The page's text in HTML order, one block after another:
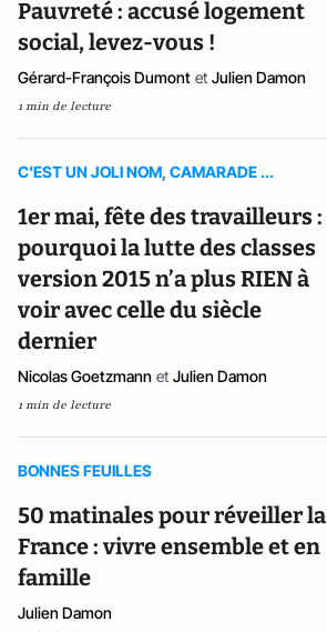
Pauvreté : accusé logement
social, levez-vous !
Gérard-François Dumont et Julien Damon
1 min de lecture
C'EST UN JOLI NOM, CAMARADE ...
1er mai, fête des travailleurs :
pourquoi la lutte des classes
version 2015 n’a plus RIEN à
voir avec celle du siècle
dernier
Nicolas Goetzmann et Julien Damon
1 min de lecture
BONNES FEUILLES
50 matinales pour réveiller la
France : vivre ensemble et en
famille
Julien Damon